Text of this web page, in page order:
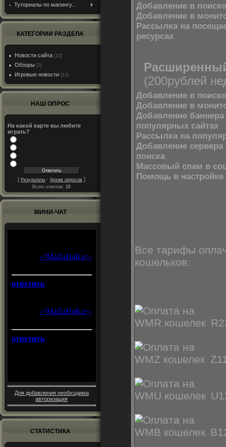
Туториалы по мапингу...
КАТЕГОРИИ РАЗДЕЛА
Новости сайта [15]
Обзоры [2]
Игровые новости [13]
НАШ ОПРОС
На какой карте вы любите
играть?
[Результаты ·Архив опросов ]
Всего ответов:15
МИНИ-ЧАТ
Для добавления необходима
авторизация
СТАТИСТИКА
Добавление в
Добавление в
Рассылка на
ресурсах
(200рублей
Добавление в
Добавление в
Добавление баннера
популярных сайтах
Рассылка на
Добавление
поиска
Массовый спам в
Помощь в настройке
Все тарифы
кошельков: